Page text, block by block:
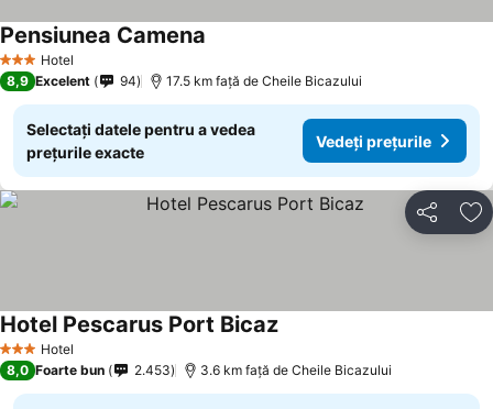
3 SteleHotel
Pensiunea Camena
8,9 Excelent 94 17.5 km faţă de Cheile Bicazului
Selectați datele pentru a vedea
prețurile exacte
Vedeți prețurile
Distribuiți
3 SteleHotel
Hotel Pescarus Port BicazVedeți prețurile
8,0 Foarte bun 2.453 3.6 km faţă de Cheile Bicazului